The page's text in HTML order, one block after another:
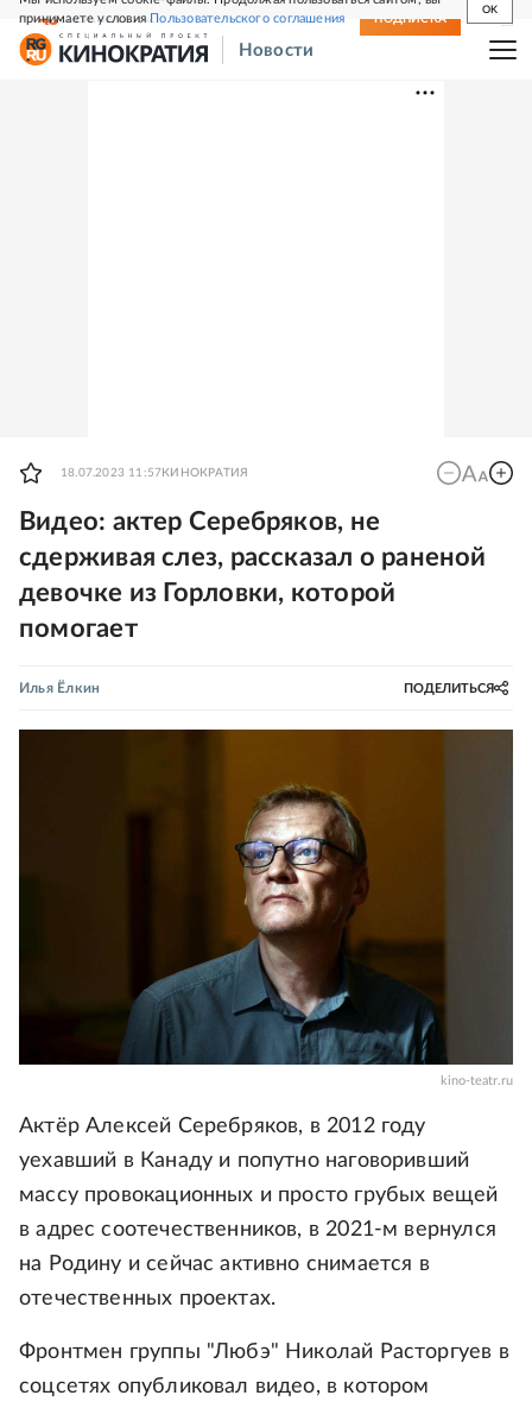
принимаете условияПользовательского соглашения
OK
СВЕЖИЙ НОМЕР ПОДПИСКА
Новости
18.07.2023 11:57 КИНОКРАТИЯ
Видео: актер Серебряков, не
сдерживая слез, рассказал о раненой
девочке из Горловки, которой
помогает
Илья Ёлкин ПОДЕЛИТЬСЯ
kino-teatr.ru
Актёр Алексей Серебряков, в 2012 году
уехавший в Канаду и попутно наговоривший
массу провокационных и просто грубых вещей
в адрес соотечественников, в 2021-м вернулся
на Родину и сейчас активно снимается в
отечественных проектах.
Фронтмен группы "Любэ" Николай Расторгуев в
соцсетях опубликовал видео, в котором